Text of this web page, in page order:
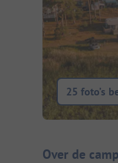
25 foto’s
Camping
Over de